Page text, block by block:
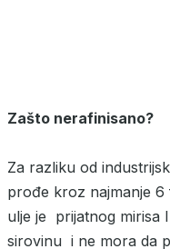
Zašto nerafinisano?
Za razliku od
prođe kroz najmanje
ulje je prijatnog mirisa
sirovinu i ne mora da